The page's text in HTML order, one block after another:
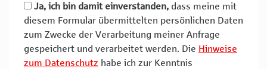
Ja, ich bin damit einverstanden, dass meine mit
diesem Formular übermittelten persönlichen Daten
zum Zwecke der Verarbeitung meiner Anfrage
gespeichert und verarbeitet werden. Die Hinweise
zum Datenschutz habe ich zur Kenntnis